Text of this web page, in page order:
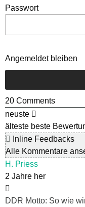
Passwort
Angemeldet bleiben
20 Comments
neuste
älteste beste
Inline Feedbacks
Alle Kommentare
H. Priess
2 Jahre her
DDR Motto: So wie